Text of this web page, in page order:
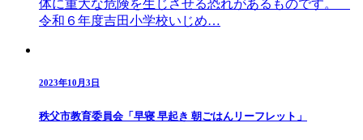
体に重大な危険を生じさせる恐れがあるものです。
令和６年度吉田小学校いじめ…
2023年10月3日
秩父市教育委員会「早寝 早起き 朝ごはんリーフレット」